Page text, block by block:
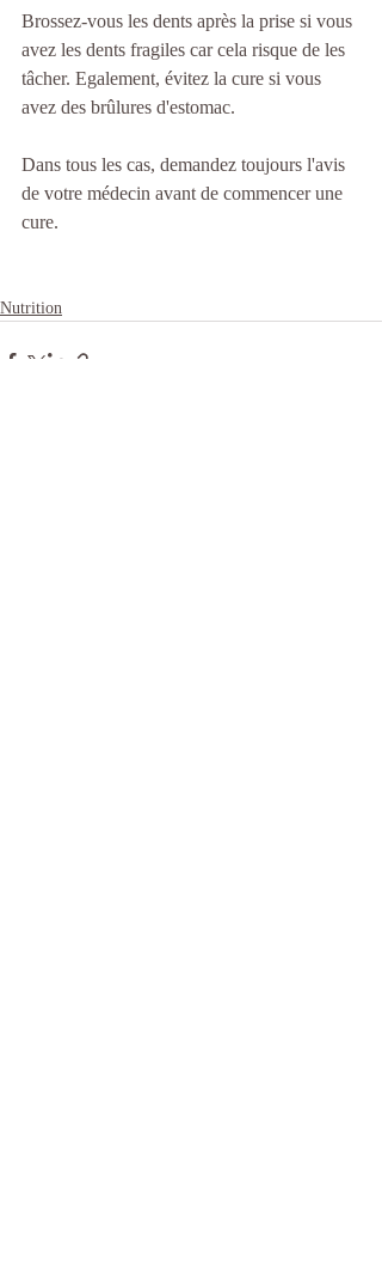
Brossez-vous les dents après la prise si vous
avez les dents fragiles car cela risque de les
tâcher. Egalement, évitez la cure si vous
avez des brûlures d'estomac.
Dans tous les cas, demandez toujours l'avis
de votre médecin avant de commencer une
cure.
Nutrition